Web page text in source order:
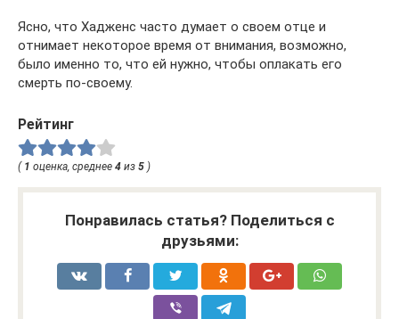
Ясно, что Хадженс часто думает о своем отце и
отнимает некоторое время от внимания, возможно,
было именно то, что ей нужно, чтобы оплакать его
смерть по-своему.
Рейтинг
( 1 оценка, среднее 4 из 5 )
Понравилась статья? Поделиться с
друзьями: